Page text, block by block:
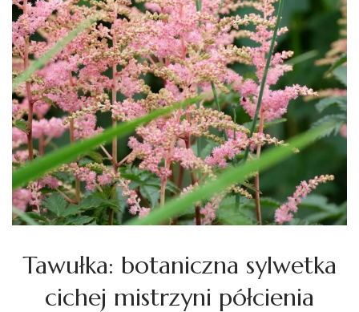
Tawułka: botaniczna sylwetka
cichej mistrzyni półcienia